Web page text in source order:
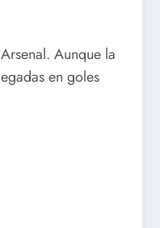
Aunque la
en goles